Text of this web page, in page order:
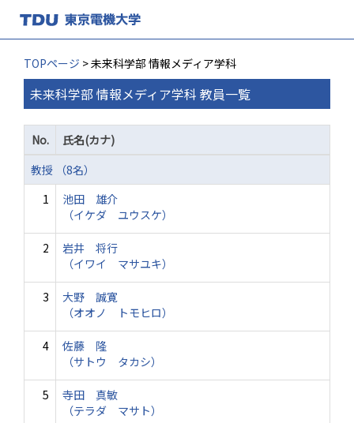
TOPページ > 未来科学部 情報メディア学科
未来科学部 情報メディア学科 教員一覧
No.
氏名(カナ)
教授 （8名）
1
池田 雄介
（イケダ ユウスケ）
2
岩井 将行
（イワイ マサユキ）
3
大野 誠寛
（オオノ トモヒロ）
4
佐藤 隆
（サトウ タカシ）
5
寺田 真敏
（テラダ マサト）